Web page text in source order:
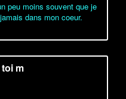
peu moins souvent que je
dans mon coeur.
m